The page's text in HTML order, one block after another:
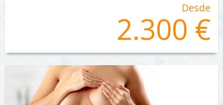
Desde
2.300 €